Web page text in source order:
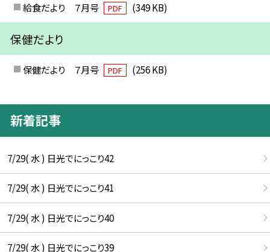
給食だより ７月号
PDF (349 KB)
保健だより
保健だより ７月号 PDF (256 KB)
新着記事
7/29( 水 ) 日光でにっこり42
7/29( 水 ) 日光でにっこり41
7/29( 水 ) 日光でにっこり40
7/29( 水 ) 日光でにっこり39